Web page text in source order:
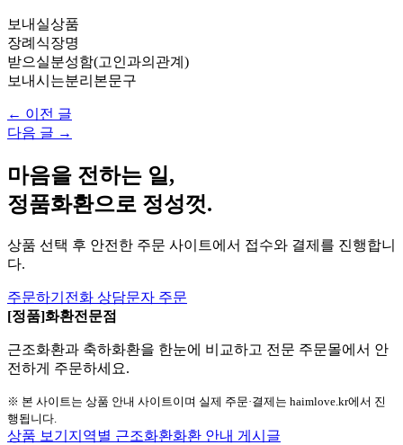
보내실상품
장례식장명
받으실분성함(고인과의관계)
보내시는분리본문구
← 이전 글
다음 글 →
마음을 전하는 일,
정품화환으로 정성껏.
상품 선택 후 안전한 주문 사이트에서 접수와 결제를 진행합니
다.
주문하기 전화 상담문자 주문
[정품]화환전문점
근조화환과 축하화환을 한눈에 비교하고 전문 주문몰에서 안
전하게 주문하세요.
※ 본 사이트는 상품 안내 사이트이며 실제 주문·결제는 haimlove.kr에서 진
행됩니다.
상품 보기 지역별 근조화환화환 안내 게시글